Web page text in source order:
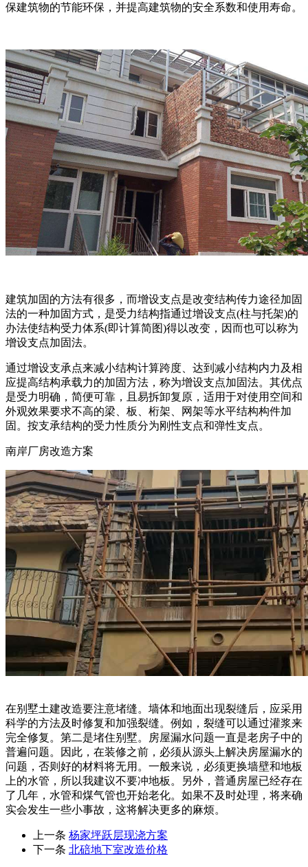
保建筑物的节能环保，并提高建筑物的安全系数和使用寿命。
建筑加固的方法有很多，而增设支点是改变结构传力途径加固
法的一种加固方式，是受力结构指通过增设支点(柱与托架)的
办法使结构受力体系(即计算简图)得以改变，因而也可以称为
增设支点加固法。
通过增设支承点来减小结构计算跨度、达到减小结构内力及相
应提高结构承载力的加固方法，称为增设支点加固法。其优点
是受力明确，简便可靠，且易拆卸复原，适用于对使用空间和
外观效果要求不高的梁、板、桁架、网架等水平结构构件加
固。按支承结构的受力性质分为刚性支点和弹性支点。
南岸厂房改造方案
在别墅土建改造要注意堵缝。墙体和地面出现裂缝后，应采用
科学的方法及时修复和加强裂缝。例如，裂缝可以通过灌浆来
完全修复。第二是堵住别墅。房屋漏水问题一直是老房子中的
普遍问题。因此，在装修之前，必须从源头上解决房屋漏水的
问题，否则好的材料将无用。一般来说，必须更换墙壁和地板
上的水管，所以我建议不要冲地板。另外，普通房屋已经存在
了几年，水管和煤气管也开始老化。如果不及时处理，将来确
实会发生一些小事故，这将解决更多的麻烦。
上一条 杨家坪跃层现浇方案
下一条 北碚地下室改造价格